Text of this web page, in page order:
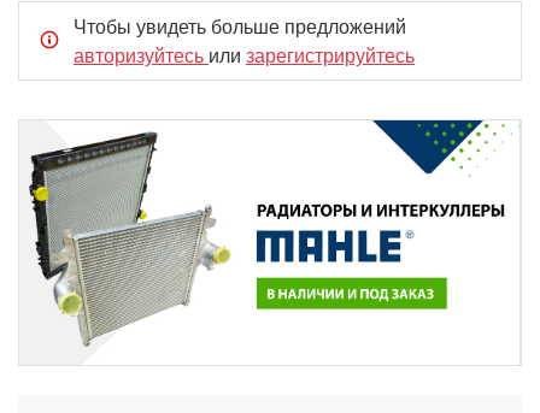
Чтобы увидеть больше предложений
авторизуйтесь или зарегистрируйтесь